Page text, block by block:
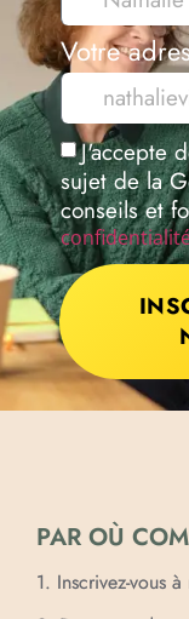
Votre
J'accepte
sujet de la
conseils et
PAR OÙ
1. Inscrivez-vous